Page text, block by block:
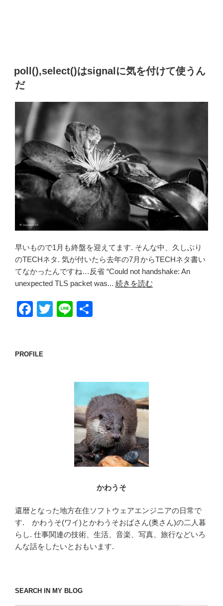
poll(),select()はsignalに気を付けて使うん
だ
早いもので1月も終盤を迎えてます. そんな中、久しぶり
のTECHネタ. 気が付いたら去年の7月からTECHネタ書い
てなかったんですね…反省 “Could not handshake: An
unexpected TLS packet was... 続きを読む
F
e
T
Li
PROFILE
かわうそ
還暦となった地方在住ソフトウェアエンジニアの日常で
す. かわうそ(ワイ)とかわうそおばさん(奥さん)の二人暮
らし. 仕事関連の技術、生活、音楽、写真、旅行などいろ
んな話をしたいとおもいます.
SEARCH IN MY BLOG